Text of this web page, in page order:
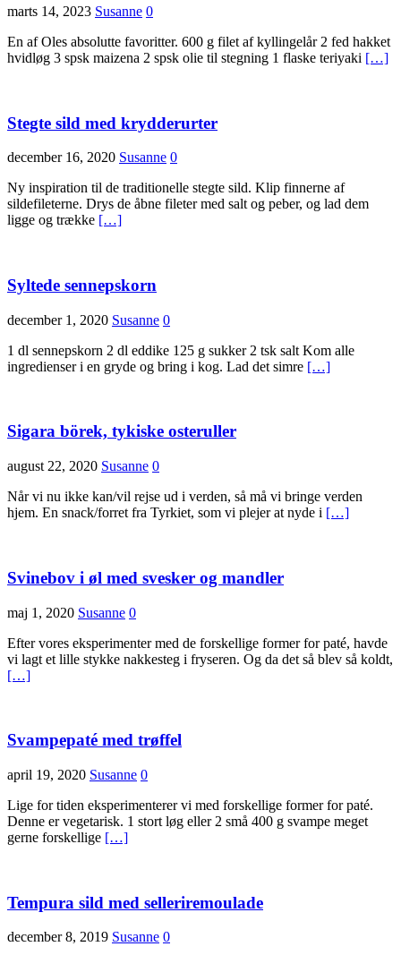
marts 14, 2023 Susanne 0
En af Oles absolutte favoritter. 600 g filet af kyllingelår 2 fed hakket
hvidløg 3 spsk maizena 2 spsk olie til stegning 1 flaske teriyaki […]
Stegte sild med krydderurter
december 16, 2020 Susanne 0
Ny inspiration til de traditionelle stegte sild. Klip finnerne af
sildefileterne. Drys de åbne fileter med salt og peber, og lad dem
ligge og trække […]
Syltede sennepskorn
december 1, 2020 Susanne 0
1 dl sennepskorn 2 dl eddike 125 g sukker 2 tsk salt Kom alle
ingredienser i en gryde og bring i kog. Lad det simre […]
Sigara börek, tykiske osteruller
august 22, 2020 Susanne 0
Når vi nu ikke kan/vil rejse ud i verden, så må vi bringe verden
hjem. En snack/forret fra Tyrkiet, som vi plejer at nyde i […]
Svinebov i øl med svesker og mandler
maj 1, 2020 Susanne 0
Efter vores eksperimenter med de forskellige former for paté, havde
vi lagt et lille stykke nakkesteg i fryseren. Og da det så blev så koldt,
[…]
Svampepaté med trøffel
april 19, 2020 Susanne 0
Lige for tiden eksperimenterer vi med forskellige former for paté.
Denne er vegetarisk. 1 stort løg eller 2 små 400 g svampe meget
gerne forskellige […]
Tempura sild med selleriremoulade
december 8, 2019 Susanne 0